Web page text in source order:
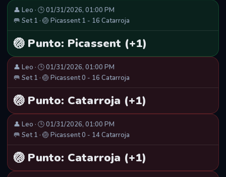
👤 Leo · 🕒 01/31/2026, 01:00 PM
🥅 Set 1 · 🏐 Picassent 1 - 16 Catarroja
🏐 Punto: Picassent (+1)
👤 Leo · 🕒 01/31/2026, 01:00 PM
🥅 Set 1 · 🏐 Picassent 0 - 16 Catarroja
🏐 Punto: Catarroja (+1)
👤 Leo · 🕒 01/31/2026, 01:00 PM
🥅 Set 1 · 🏐 Picassent 0 - 14 Catarroja
🏐 Punto: Catarroja (+1)